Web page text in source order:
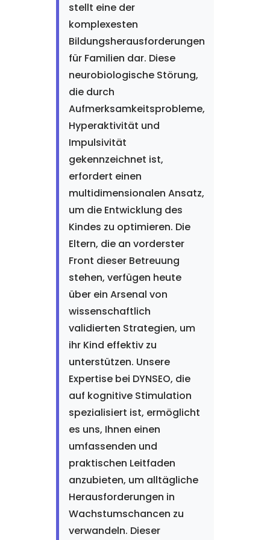
stellt eine der
komplexesten
Bildungsherausforderungen
für Familien dar. Diese
neurobiologische Störung,
die durch
Aufmerksamkeitsprobleme,
Hyperaktivität und
Impulsivität
gekennzeichnet ist,
erfordert einen
multidimensionalen Ansatz,
um die Entwicklung des
Kindes zu optimieren. Die
Eltern, die an vorderster
Front dieser Betreuung
stehen, verfügen heute
über ein Arsenal von
wissenschaftlich
validierten Strategien, um
ihr Kind effektiv zu
unterstützen. Unsere
Expertise bei DYNSEO, die
auf kognitive Stimulation
spezialisiert ist, ermöglicht
es uns, Ihnen einen
umfassenden und
praktischen Leitfaden
anzubieten, um alltägliche
Herausforderungen in
Wachstumschancen zu
verwandeln. Dieser